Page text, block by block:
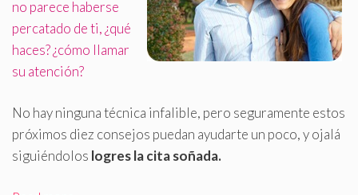
no parece haberse
percatado de ti, ¿qué
haces? ¿cómo llamar
su atención?
No hay ninguna técnica infalible, pero seguramente estos
próximos diez consejos puedan ayudarte un poco, y ojalá
siguiéndolos logres la cita soñada.